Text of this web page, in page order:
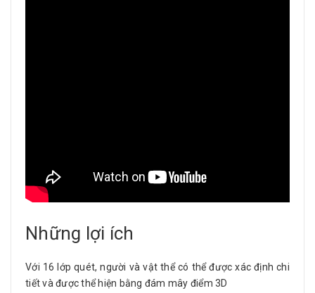
Những lợi ích
Với 16 lớp quét, người và vật thể có thể được xác định chi
tiết và được thể hiện bằng đám mây điểm 3D